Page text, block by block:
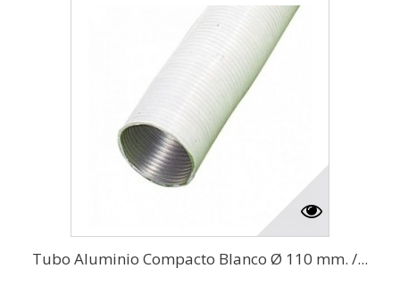
Tubo Aluminio Compacto Blanco Ø 110 mm. /...